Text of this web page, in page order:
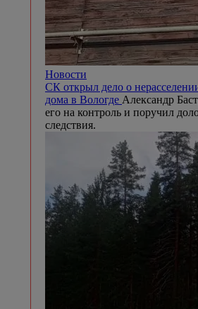
Новости
СК открыл дело о
дома в Вологде Александр
его на контроль и поручил
следствия.